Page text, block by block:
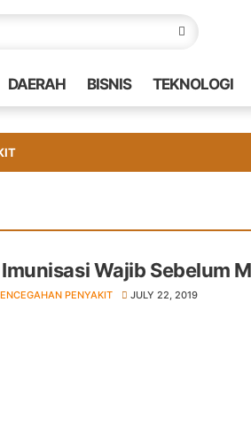
DAERAH BISNIS TEKNOLOGI
Wajib Sebelum
PENYAKIT JULY 22, 2019